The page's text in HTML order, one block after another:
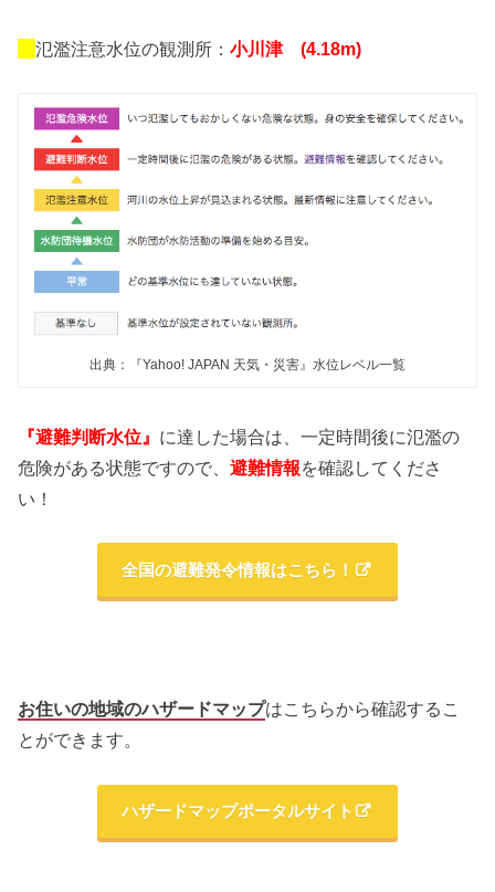
氾濫注意水位の観測所：小川津 (4.18m)
出典：『Yahoo! JAPAN 天気・災害』水位レベル一覧
『避難判断水位』 に達した場合は、一定時間後に氾濫の
危険がある状態ですので、避難情報を確認してくださ
い！
全国の避難発令情報はこちら！
お住いの地域のハザードマップはこちらから確認するこ
とができます。
ハザードマップポータルサイト